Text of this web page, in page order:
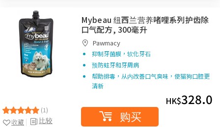
(1)
比较
收藏
Mybeau 纽西兰营养啫哩系列护齿除
口气配方, 300毫升
Pawmacy
抑制牙菌膜，软化牙石
预防蛀牙和牙周病
帮助排毒，从内改善口气臭味，使猫狗口腔更
清新
HK$328.0
购买